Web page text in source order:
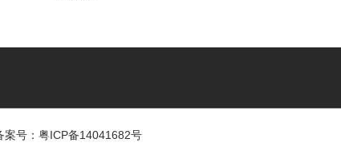
案号：粤ICP备14041682号